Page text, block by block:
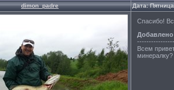
dimon_padre Дата:
Спасибо!
Добавлено
Всем